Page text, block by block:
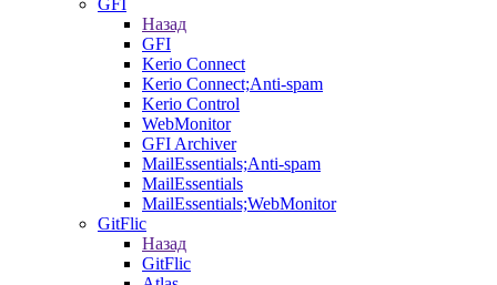
GFI
Назад
GFI
Kerio Connect
Kerio Connect;Anti-spam
Kerio Control
WebMonitor
GFI Archiver
MailEssentials;Anti-spam
MailEssentials
MailEssentials;WebMonitor
GitFlic
Назад
GitFlic